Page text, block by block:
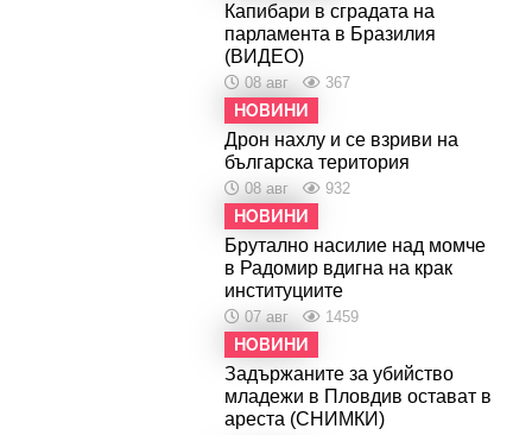
Капибари в сградата на
парламента в Бразилия
(ВИДЕО)
08 авг 367
НОВИНИ
Дрон нахлу и се взриви на
българска територия
08 авг 932
НОВИНИ
Брутално насилие над момче
в Радомир вдигна на крак
институциите
07 авг 1459
НОВИНИ
Задържаните за убийство
младежи в Пловдив остават в
ареста (СНИМКИ)